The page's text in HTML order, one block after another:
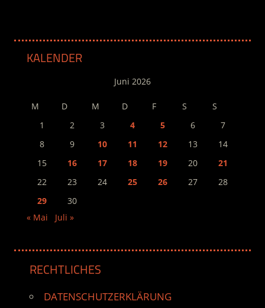
KALENDER
Juni 2026
M D M D F S
S
1
2 3 4 5 6
7
8
9 10 11 12 13
14
15
16 17 18 19 20
21
22
23 24 25 26 27
28
29
30
« Mai
Juli »
RECHTLICHES
DATENSCHUTZERKLÄRUNG